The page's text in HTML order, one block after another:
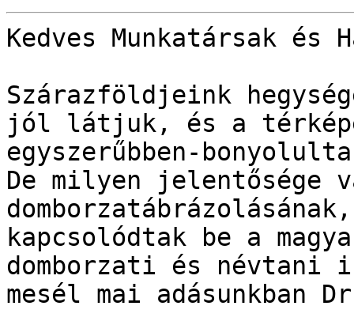
Kedves Munkatársak és
Szárazföldjeink
jól látjuk, és a
egyszerűbben-
De milyen jelentősége
kapcsolódtak be a
domborzati és névtani
mesél mai adásunkban